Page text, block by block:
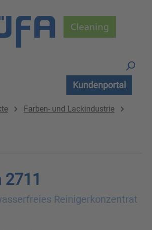
Kundenportal
Farben- und Lackindustrie
2711
Reinigerkonzentrat